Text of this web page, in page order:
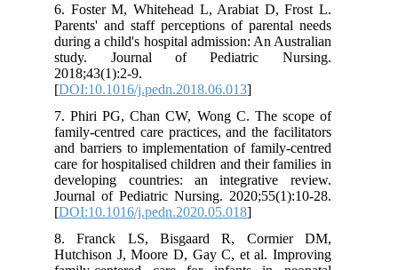
6. Foster M, Whitehead L, Arabiat D, Frost L.
Parents' and staff perceptions of parental needs
during a child's hospital admission: An Australian
study. Journal of Pediatric Nursing.
2018;43(1):2-9.
[DOI:10.1016/j.pedn.2018.06.013
7. Phiri PG, Chan CW, Wong C. The scope of
family-centred care practices, and the facilitators
and barriers to implementation of family-centred
care for hospitalised children and their families in
developing countries: an integrative review.
Journal of Pediatric Nursing. 2020;55(1):10-28.
[DOI:10.1016/j.pedn.2020.05.018
8. Franck LS, Bisgaard R, Cormier DM,
Hutchison J, Moore D, Gay C, et al. Improving